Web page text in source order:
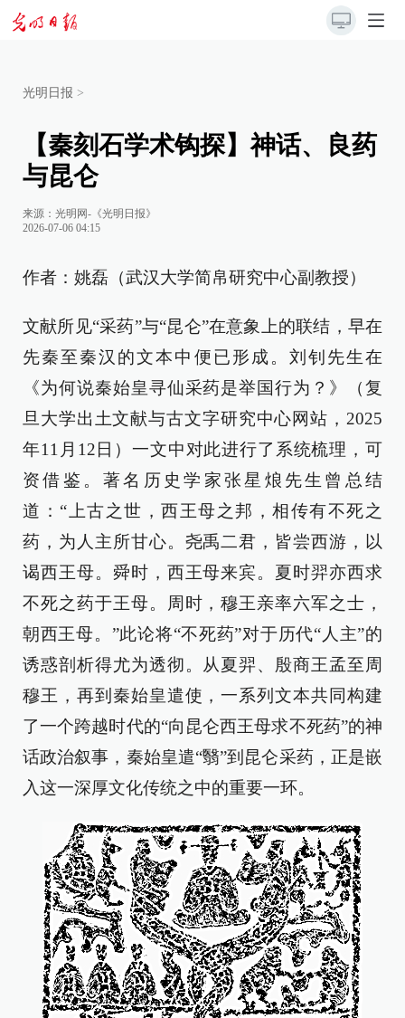
光明日报 >
【秦刻石学术钩探】神话、良药
与昆仑
来源： 光明网-《光明日报》
2026-07-06 04:15
作者：姚磊（武汉大学简帛研究中心副教授）
文献所见“采药”与“昆仑”在意象上的联结，早在
先秦至秦汉的文本中便已形成。刘钊先生在
《为何说秦始皇寻仙采药是举国行为？》（复
旦大学出土文献与古文字研究中心网站，2025
年11月12日）一文中对此进行了系统梳理，可
资借鉴。著名历史学家张星烺先生曾总结
道：“上古之世，西王母之邦，相传有不死之
药，为人主所甘心。尧禹二君，皆尝西游，以
谒西王母。舜时，西王母来宾。夏时羿亦西求
不死之药于王母。周时，穆王亲率六军之士，
朝西王母。”此论将“不死药”对于历代“人主”的
诱惑剖析得尤为透彻。从夏羿、殷商王孟至周
穆王，再到秦始皇遣使，一系列文本共同构建
了一个跨越时代的“向昆仑西王母求不死药”的神
话政治叙事，秦始皇遣“翳”到昆仑采药，正是嵌
入这一深厚文化传统之中的重要一环。